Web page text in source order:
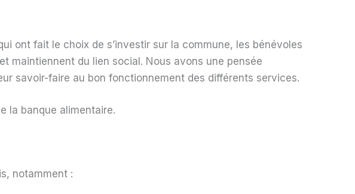
ont fait le choix de s’investir sur la commune, les bénévoles
maintiennent du lien social. Nous avons une pensée
savoir-faire au bon fonctionnement des différents services.
la banque alimentaire.
notamment :